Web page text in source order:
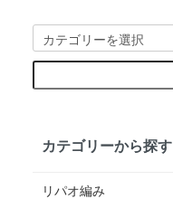
カテゴリーから探す
リパオ編み